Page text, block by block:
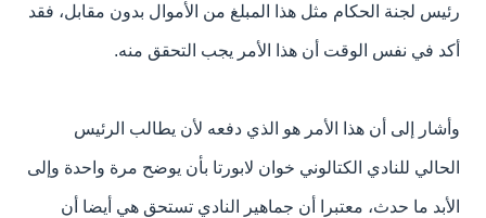
رئيس لجنة الحكام مثل هذا المبلغ من الأموال بدون مقابل، فقد
أكد في نفس الوقت أن هذا الأمر يجب التحقق منه.
وأشار إلى أن هذا الأمر هو الذي دفعه لأن يطالب الرئيس
الحالي للنادي الكتالوني خوان لابورتا بأن يوضح مرة واحدة وإلى
الأبد ما حدث، معتبرا أن جماهير النادي تستحق هي أيضا أن